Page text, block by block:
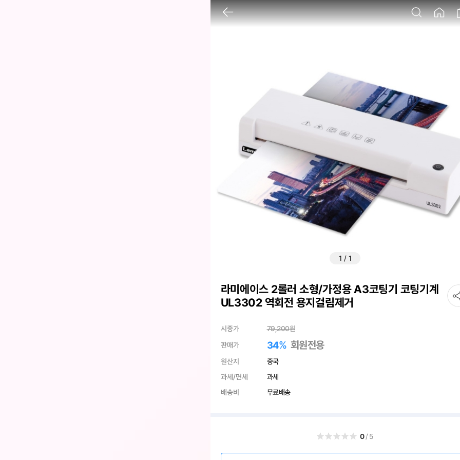
1 / 1
라미에이스 2롤러 소형/가정용 A3코팅기 코팅기계
UL3302 역회전 용지걸림제거
시중가 79,200원
판매가
34% 회원전용
원산지
중국
과세/면세
과세
배송비
무료배송
0/5